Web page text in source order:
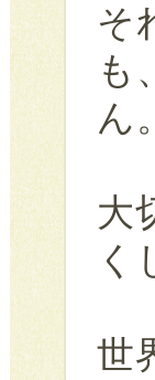
そ
も
ん。
大
く
世